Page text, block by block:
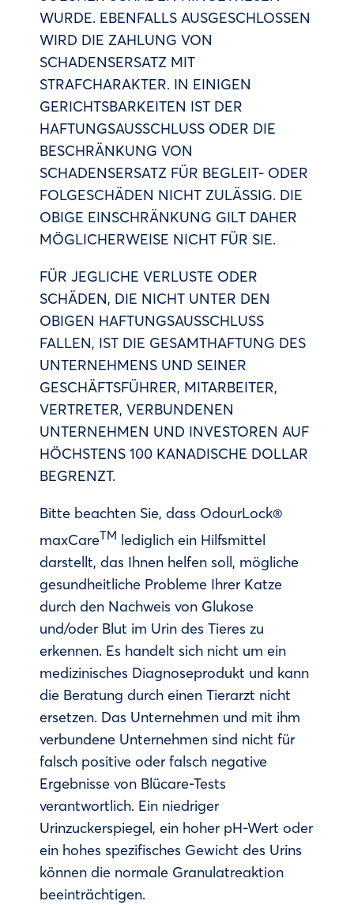
WURDE. EBENFALLS AUSGESCHLOSSEN
WIRD DIE ZAHLUNG VON
SCHADENSERSATZ MIT
STRAFCHARAKTER. IN EINIGEN
GERICHTSBARKEITEN IST DER
HAFTUNGSAUSSCHLUSS ODER DIE
BESCHRÄNKUNG VON
SCHADENSERSATZ FÜR BEGLEIT- ODER
FOLGESCHÄDEN NICHT ZULÄSSIG. DIE
OBIGE EINSCHRÄNKUNG GILT DAHER
MÖGLICHERWEISE NICHT FÜR SIE.
FÜR JEGLICHE VERLUSTE ODER
SCHÄDEN, DIE NICHT UNTER DEN
OBIGEN HAFTUNGSAUSSCHLUSS
FALLEN, IST DIE GESAMTHAFTUNG DES
UNTERNEHMENS UND SEINER
GESCHÄFTSFÜHRER, MITARBEITER,
VERTRETER, VERBUNDENEN
UNTERNEHMEN UND INVESTOREN AUF
HÖCHSTENS 100 KANADISCHE DOLLAR
BEGRENZT.
Bitte beachten Sie, dass OdourLock®
maxCareTM lediglich ein Hilfsmittel
darstellt, das Ihnen helfen soll, mögliche
gesundheitliche Probleme Ihrer Katze
durch den Nachweis von Glukose
und/oder Blut im Urin des Tieres zu
erkennen. Es handelt sich nicht um ein
medizinisches Diagnoseprodukt und kann
die Beratung durch einen Tierarzt nicht
ersetzen. Das Unternehmen und mit ihm
verbundene Unternehmen sind nicht für
falsch positive oder falsch negative
Ergebnisse von Blücare-Tests
verantwortlich. Ein niedriger
Urinzuckerspiegel, ein hoher pH-Wert oder
ein hohes spezifisches Gewicht des Urins
können die normale Granulatreaktion
beeinträchtigen.